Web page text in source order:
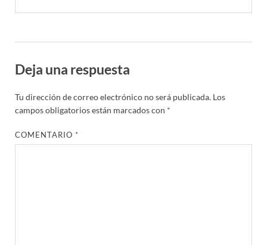
Deja una respuesta
Tu dirección de correo electrónico no será publicada. Los
campos obligatorios están marcados con *
COMENTARIO*